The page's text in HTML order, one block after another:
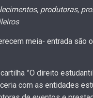
produtoras,
meia- entrada são
”O direito
com as entidades